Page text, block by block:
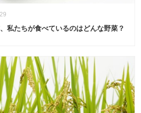
私たちが食べているのはどんな野菜？